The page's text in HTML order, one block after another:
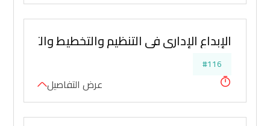
الإبداع الإدارى في التنظيم والتخطيط والتنسيق
#116
عرض التفاصيل